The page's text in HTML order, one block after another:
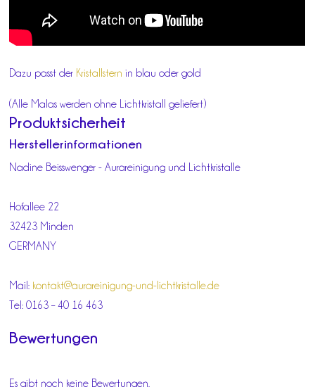
Dazu passt der Kristallstern in blau oder gold
(Alle Malas werden ohne Lichtkristall geliefert)
Produktsicherheit
Herstellerinformationen
Nadine Beisswenger - Aurareinigung und Lichtkristalle
Hofallee 22
32423 Minden
GERMANY
Mail: kontakt@aurareinigung-und-lichtkristalle.de
Tel: 0163 – 40 16 463
Bewertungen
Es gibt noch keine Bewertungen.